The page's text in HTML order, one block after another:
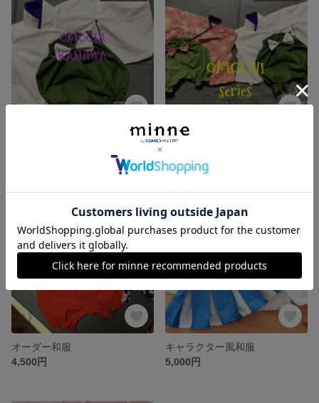
［即納］ベビー袴~KASHIWA~
OMOCHIシリーズ
オーダー和服
4,500円
キャラクター風和服
5,000円